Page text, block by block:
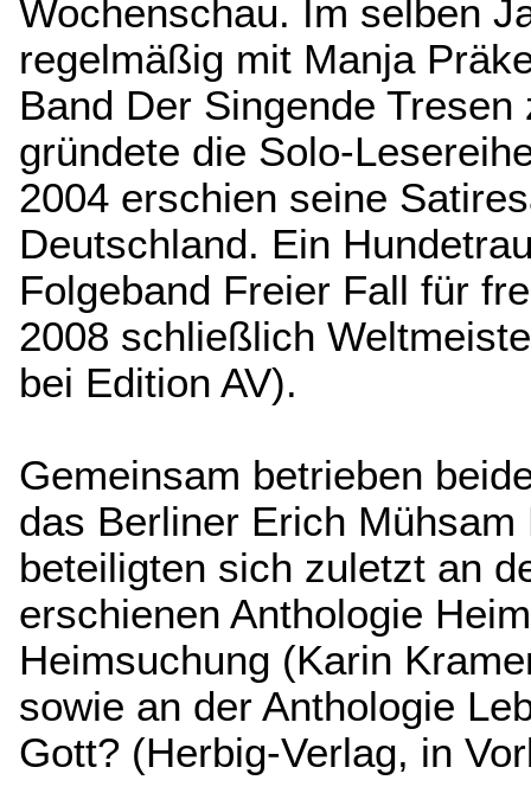
Wochenschau. Im selben
regelmäßig mit Manja
Band Der Singende Tresen
gründete die Solo-
2004 erschien seine
Deutschland. Ein
Folgeband Freier Fall für
2008 schließlich
bei Edition AV).
Gemeinsam betrieben
das Berliner Erich Mühsam
beteiligten sich zuletzt an
erschienen Anthologie
Heimsuchung (Karin
sowie an der Anthologie
Gott? (Herbig-Verlag, in